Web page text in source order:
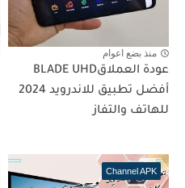
منذ بضع اعوام
عودة العملاقBLADE UHD
أفضل تطبيق للاندرويد 2024
للهاتف والتفاز
Channel APK